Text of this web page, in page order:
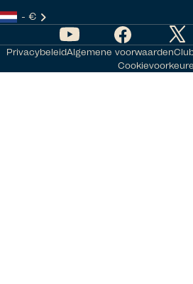
- €
PrivacybeleidAlgemene voorwaarden